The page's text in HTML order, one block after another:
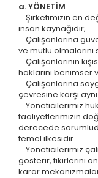
a. YÖNETİM
Şirketimizin en
insan kaynağıdır;
Çalışanlarına
ve mutlu olmalarını
Çalışanlarının
haklarını benimser
Çalışanlarına
çevresine karşı
Yöneticilerimiz
faaliyetlerimizin
derecede
temel ilkesidir.
Yöneticilerimiz
gösterir, fikirlerini
karar